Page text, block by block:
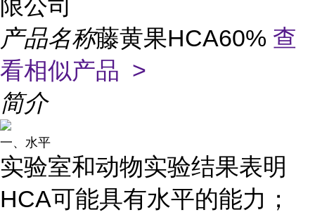
限公司
产品名称藤黄果HCA60% 查
看相似产品 >
简介
一、水平
实验室和动物实验结果表明
HCA可能具有水平的能力；